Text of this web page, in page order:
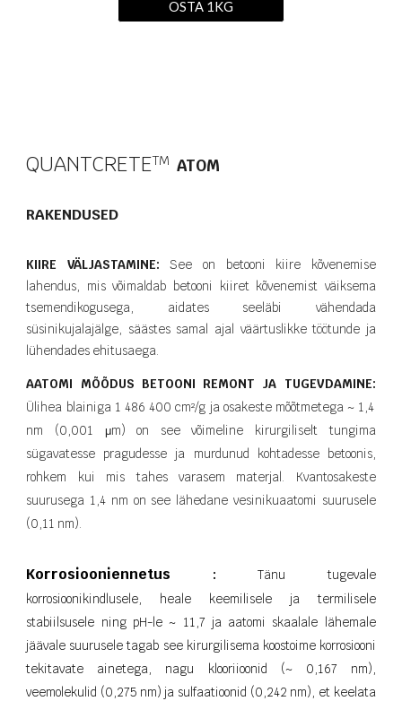
OSTA 1KG
QUANTCRETET​M ATOM
RAKENDUSED
KIIRE VÄLJASTAMINE: See on betooni kiire kõvenemise
lahendus, mis võimaldab betooni kiiret kõvenemist väiksema
tsemendikogusega, aidates seeläbi vähendada
süsinikujalajälge, säästes samal ajal väärtuslikke töötunde ja
lühendades ehitusaega.
AATOMI MÕÕDUS BETOONI REMONT JA TUGEVDAMINE:
Ülihea blainiga 1 486 400 cm²/g ja osakeste mõõtmetega ~ 1,4
nm (0,001 μm) on see võimeline kirurgiliselt tungima
sügavatesse pragudesse ja murdunud kohtadesse betoonis,
rohkem kui mis tahes varasem materjal. Kvantosakeste
suurusega 1,4 nm on see lähedane vesinikuaatomi suurusele
(0,11 nm).
Korrosiooniennetus : Tänu tugevale
korrosioonikindlusele, heale keemilisele ja termilisele
stabiilsusele ning pH-le ~ 11,7 ja aatomi skaalale lähemale
jäävale suurusele tagab see kirurgilisema koostoime korrosiooni
tekitavate ainetega, nagu klooriioonid (~ 0,167 nm),
veemolekulid (0,275 nm) ja sulfaatioonid (0,242 nm), et keelata